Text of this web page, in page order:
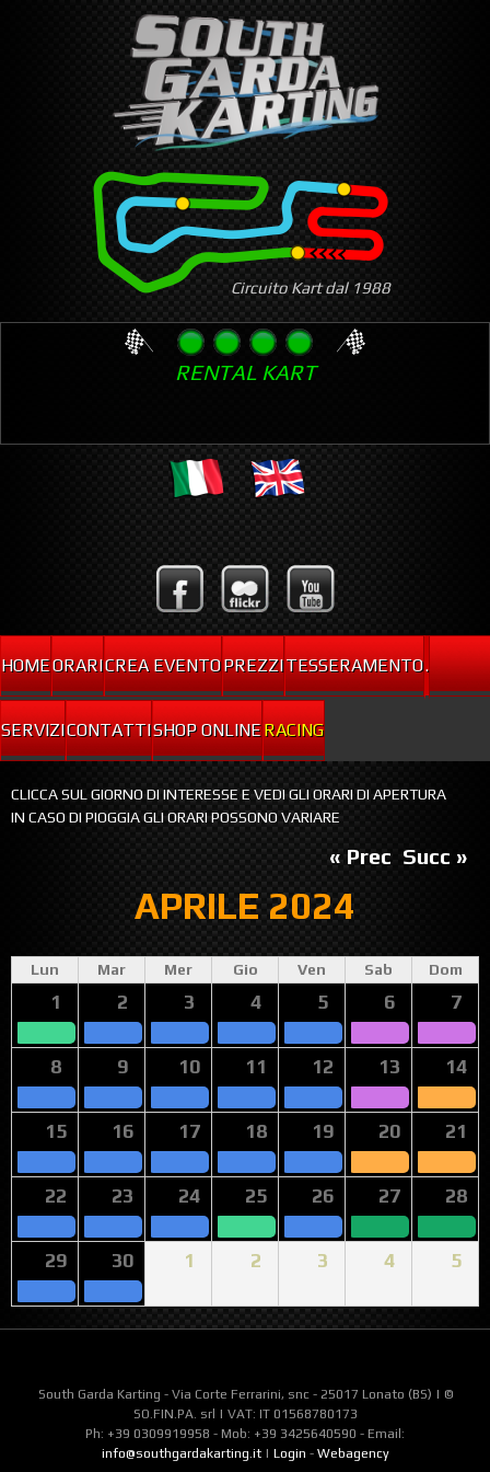
Skip
to
main
content
Circuito Kart dal 1988
RENTAL KART
HOMEORARICREA EVENTOPREZZITESSERAMENTO.
SERVIZICONTATTISHOP ONLINERACING
CLICCA SUL GIORNO DI INTERESSE E VEDI GLI ORARI DI APERTURA
IN CASO DI PIOGGIA GLI ORARI POSSONO VARIARE
APRILE 2024
« Prec Succ »
Lun Mar Mer Gio Ven Sab Dom
1 2 3 4 5 6 7
8 9 10 11 12 13 14
15 16 17 18 19 20 21
22 23 24 25 26 27 28
29 30 1 2 3 4 5
South Garda Karting - Via Corte Ferrarini, snc - 25017 Lonato (BS) | ©
SO.FIN.PA. srl | VAT: IT 01568780173
Ph: +39 0309919958 - Mob: +39 3425640590 - Email:
info@southgardakarting.it| Login - Webagency